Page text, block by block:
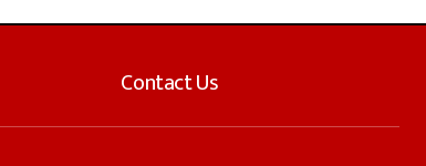
Contact Us